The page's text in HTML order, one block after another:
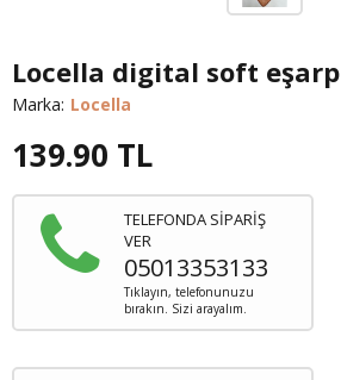
Locella digital soft eşarp
Marka: Locella
139.90 TL
TELEFONDA SİPARİŞ
VER
05013353133
Tıklayın, telefonunuzu
bırakın. Sizi arayalım.